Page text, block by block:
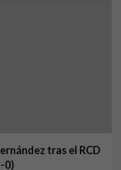
tras el RCD
0)